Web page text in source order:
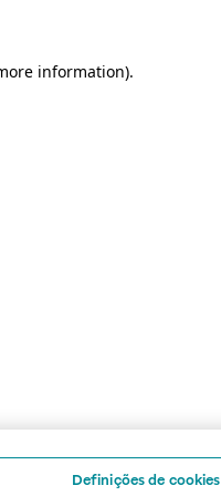
information).
Definições de cookies